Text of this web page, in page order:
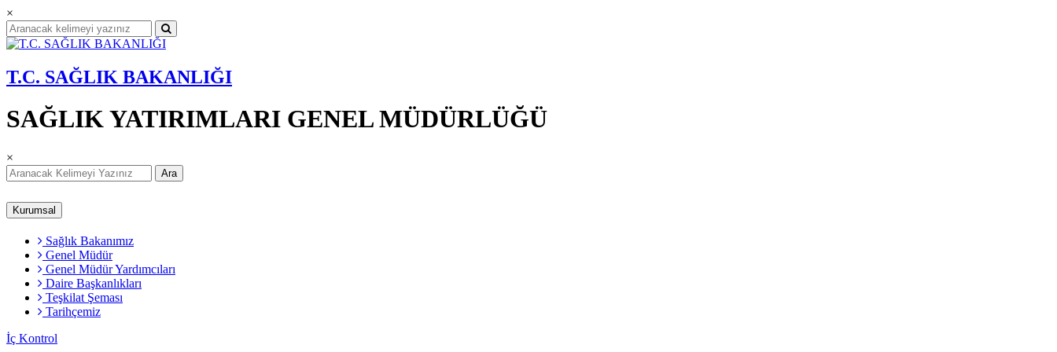
×
T.C. SAĞLIK BAKANLIĞI
SAĞLIK YATIRIMLARI GENEL MÜDÜRLÜĞÜ
×
Ara
Kurumsal
Sağlık Bakanımız
Genel Müdür
Genel Müdür Yardımcıları
Daire Başkanlıkları
Teşkilat Şeması
Tarihçemiz
İç Kontrol